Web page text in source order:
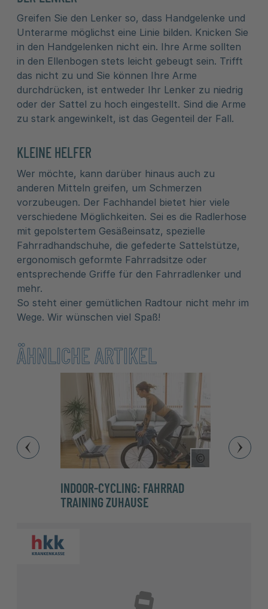
Greifen Sie den Lenker so, dass Handgelenke und
Unterarme möglichst eine Linie bilden. Knicken Sie
in den Handgelenken nicht ein. Ihre Arme sollten
in den Ellenbogen stets leicht gebeugt sein. Trifft
das nicht zu und Sie können Ihre Arme
durchdrücken, ist entweder Ihr Lenker zu niedrig
oder der Sattel zu hoch eingestellt. Sind die Arme
zu stark angewinkelt, ist das Gegenteil der Fall.
KLEINE HELFER
Wer möchte, kann darüber hinaus auch zu
anderen Mitteln greifen, um Schmerzen
vorzubeugen. Der Fachhandel bietet hier viele
verschiedene Möglichkeiten. Sei es die Radlerhose
mit gepolstertem Gesäßeinsatz, spezielle
Fahrradhandschuhe, die gefederte Sattelstütze,
ergonomisch geformte Fahrradsitze oder
entsprechende Griffe für den Fahrradlenker und
mehr.
So steht einer gemütlichen Radtour nicht mehr im
Wege. Wir wünschen viel Spaß!
ÄHNLICHE ARTIKEL
Copyright
INDOOR-CYCLING: FAHRRAD
TRAINING ZUHAUSE